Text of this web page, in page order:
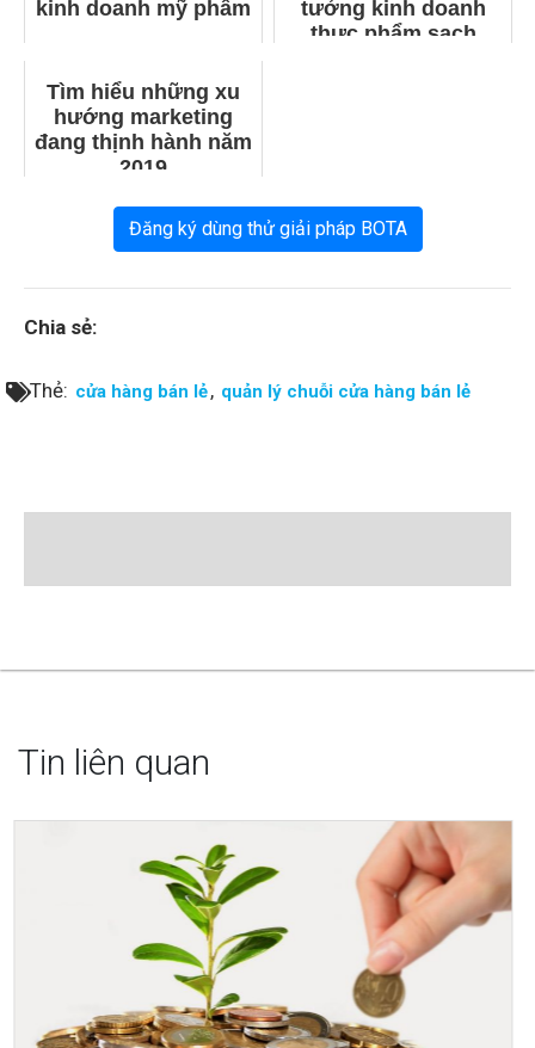
kinh doanh mỹ phẩm
tưởng kinh doanh
thực phẩm sạch
Tìm hiểu những xu
hướng marketing
đang thịnh hành năm
2019
Đăng ký dùng thử giải pháp BOTA
Chia sẻ:
Thẻ: cửa hàng bán lẻ, quản lý chuỗi cửa hàng bán lẻ
Tin liên quan